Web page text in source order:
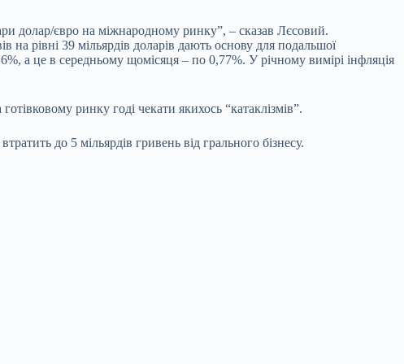
долар/євро на міжнародному ринку”, – сказав Лєсовий.
рівні 39 мільярдів доларів дають основу для подальшої
а це в середньому щомісяця – по 0,77%. У річному вимірі інфляція
ринку годі чекати якихось “катаклізмів”.
до 5 мільярдів гривень від грального бізнесу.